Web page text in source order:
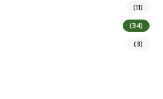
(11)
(34)
(3)